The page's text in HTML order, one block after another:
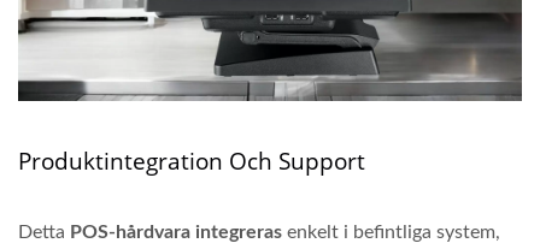
Produktintegration Och Support
Detta POS-hårdvara integreras enkelt i befintliga system,